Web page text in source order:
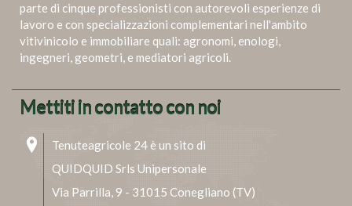
parte di cinque professionisti con autorevoli esperienze di
lavoro e con specializzazioni complementari nell'ambito
vitivinicolo e immobiliare quali: agronomi, enologi,
ingegneri, geometri, e mediatori agricoli.
Mettiti in contatto con noi
Tenuteagricole 24 è un sito di
QUIDQUID Srls Unipersonale
Via Parrilla, 9 - 31015 Conegliano (TV)